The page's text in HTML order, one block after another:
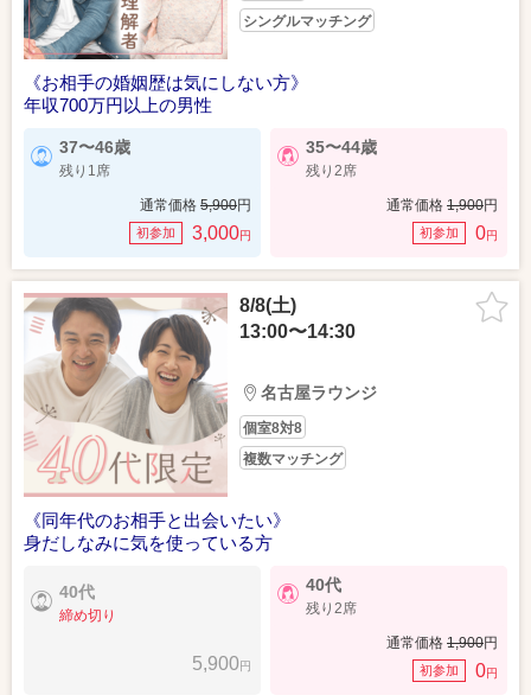
シングルマッチング
《お相手の婚姻歴は気にしない方》
年収700万円以上の男性
37〜46歳
残り1席
通常価格 5,900円
初参加 3,000円
35〜44歳
残り2席
通常価格 1,900円
初参加 0円
8/8(土)
13:00〜14:30
名古屋ラウンジ
個室8対8
複数マッチング
《同年代のお相手と出会いたい》
身だしなみに気を使っている方
40代
締め切り
5,900円
40代
残り2席
通常価格 1,900円
初参加 0円